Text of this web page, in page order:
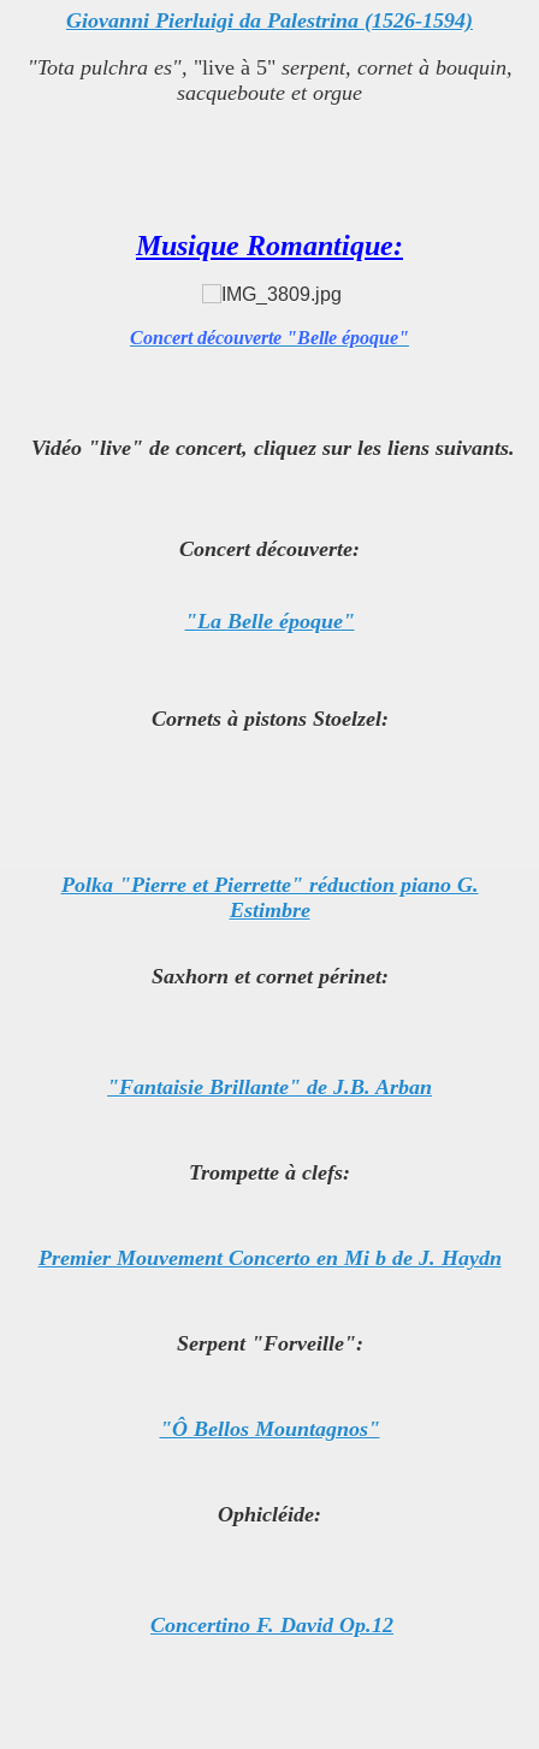
Giovanni Pierluigi da Palestrina (1526-1594)
"Tota pulchra es", "live à 5"serpent, cornet à bouquin,
sacqueboute et orgue
Musique Romantique:
Concert découverte "Belle époque"
Vidéo "live" de concert, cliquez sur les liens suivants.
Concert découverte:
"La Belle époque"
Cornets à pistons Stoelzel:
Polka "Pierre et Pierrette" réduction piano G.
Estimbre
Saxhorn et cornet périnet:
"Fantaisie Brillante" de J.B. Arban
Trompette à clefs:
Premier Mouvement Concerto en Mi b de J. Haydn
Serpent "Forveille":
"Ô Bellos Mountagnos"
Ophicléide:
Concertino F. David Op.12